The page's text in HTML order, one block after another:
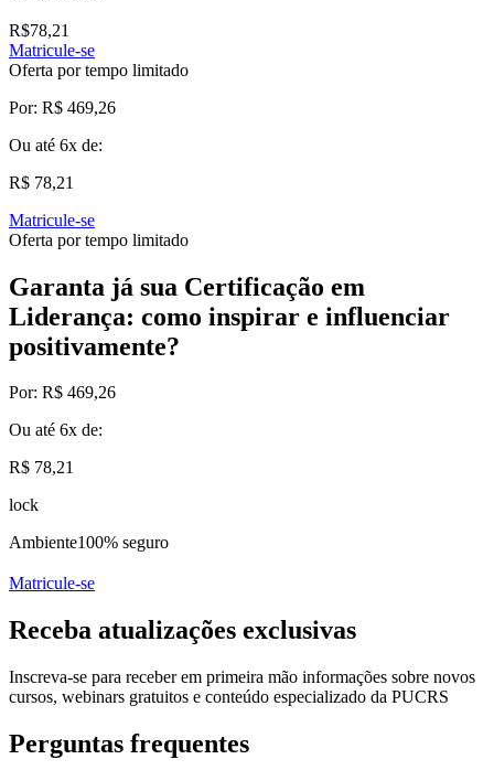
R$78,21
Matricule-se
Oferta por tempo limitado
Por: R$ 469,26
Ou até 6x de:
R$ 78,21
Matricule-se
Oferta por tempo limitado
Garanta já sua Certificação em
Liderança: como inspirar e influenciar
positivamente?
Por: R$ 469,26
Ou até 6x de:
R$ 78,21
lock
Ambiente100% seguro
Matricule-se
Receba atualizações exclusivas
Inscreva-se para receber em primeira mão informações sobre novos
cursos, webinars gratuitos e conteúdo especializado da PUCRS
Perguntas frequentes